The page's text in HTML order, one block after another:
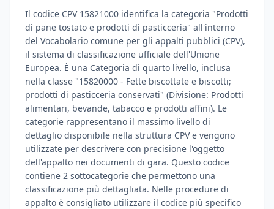
Il codice CPV 15821000 identifica la categoria "Prodotti
di pane tostato e prodotti di pasticceria" all'interno
del Vocabolario comune per gli appalti pubblici (CPV),
il sistema di classificazione ufficiale dell'Unione
Europea. È una Categoria di quarto livello, inclusa
nella classe "15820000 - Fette biscottate e biscotti;
prodotti di pasticceria conservati" (Divisione: Prodotti
alimentari, bevande, tabacco e prodotti affini). Le
categorie rappresentano il massimo livello di
dettaglio disponibile nella struttura CPV e vengono
utilizzate per descrivere con precisione l'oggetto
dell'appalto nei documenti di gara. Questo codice
contiene 2 sottocategorie che permettono una
classificazione più dettagliata. Nelle procedure di
appalto è consigliato utilizzare il codice più specifico